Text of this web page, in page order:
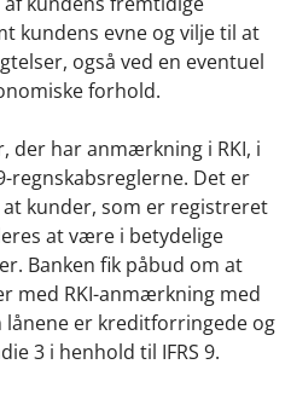
kundens evne og vilje til at
også ved en eventuel
forhold.
der har anmærkning i RKI, i
regnskabsreglerne. Det er
kunder, som er registreret
at være i betydelige
Banken fik påbud om at
med RKI-anmærkning med
er kreditforringede og
3 i henhold til IFRS 9.